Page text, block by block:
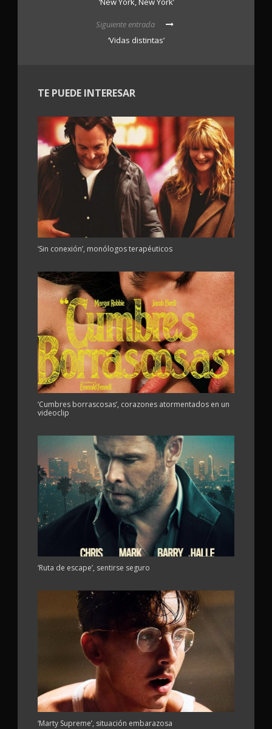
Siguiente entrada
‘Vidas distintas’
TE PUEDE INTERESAR
‘Sin conexión’, monólogos terapéuticos
‘Cumbres borrascosas’, corazones atormentados en un
videoclip
‘Ruta de escape’, sentirse seguro
‘Marty Supreme’, situación embarazosa